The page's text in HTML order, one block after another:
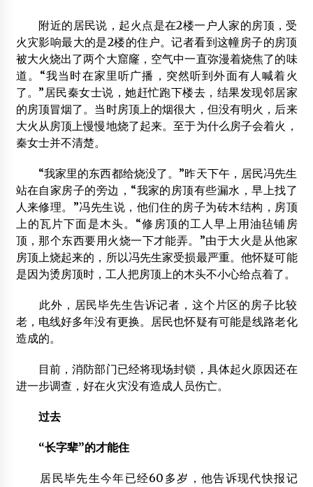
[发明专利]卡槽式地板结构及安装方法
2012年2月3日
提供各种样式木屋产品
2013年4月10日
2012法国JEC复合材料展将于3月27日召开
木结构专业方向20名大学生奔赴企业参加社会实践
2012年7月3日
附近的居民说，起火点是在2楼一户人家的房顶，受
火灾影响最大的是2楼的住户。记者看到这幢房子的房顶
被大火烧出了两个大窟窿，空气中一直弥漫着烧焦了的味
道。“我当时在家里听广播，突然听到外面有人喊着火
了。”居民秦女士说，她赶忙跑下楼去，结果发现邻居家
的房顶冒烟了。当时房顶上的烟很大，但没有明火，后来
大火从房顶上慢慢地烧了起来。至于为什么房子会着火，
秦女士并不清楚。
“我家里的东西都给烧没了。”昨天下午，居民冯先生
站在自家房子的旁边，“我家的房顶有些漏水，早上找了
人来修理。”冯先生说，他们住的房子为砖木结构，房顶
上的瓦片下面是木头。“修房顶的工人早上用油毡铺房
顶，那个东西要用火烧一下才能弄。”由于大火是从他家
房顶上烧起来的，所以冯先生家受损最严重。他怀疑可能
是因为烫房顶时，工人把房顶上的木头不小心给点着了。
此外，居民毕先生告诉记者，这个片区的房子比较
老，电线好多年没有更换。居民也怀疑有可能是线路老化
造成的。
目前，消防部门已经将现场封锁，具体起火原因还在
进一步调查，好在火灾没有造成人员伤亡。
过去
“长字辈”的才能住
居民毕先生今年已经60多岁，他告诉现代快报记